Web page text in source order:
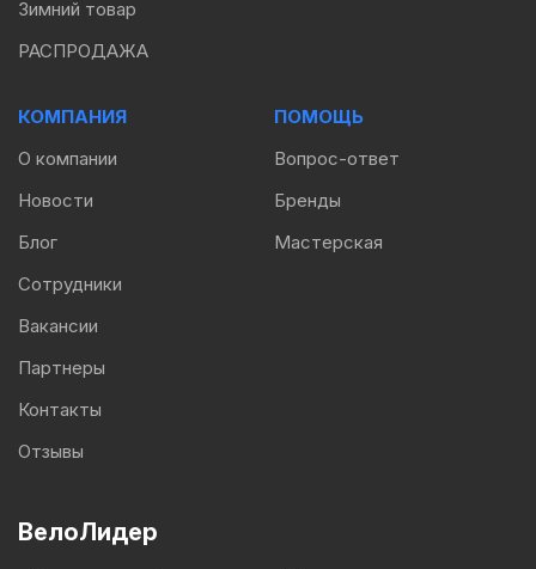
ВелоЛидер
Зимний товар
РАСПРОДАЖА
КОМПАНИЯ
О компании
Новости
Блог
Сотрудники
Вакансии
Партнеры
Контакты
Отзывы
ПОМОЩЬ
Вопрос-ответ
Бренды
Мастерская